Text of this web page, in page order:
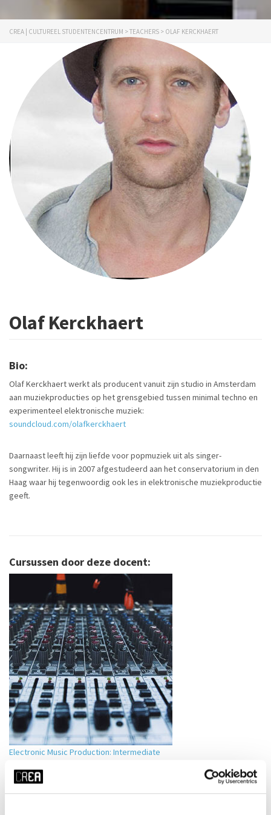
CREA | CULTUREEL STUDENTENCENTRUM > TEACHERS > OLAF KERCKHAERT
Olaf Kerckhaert
Bio:
Olaf Kerckhaert werkt als producent vanuit zijn studio in Amsterdam
aan muziekproducties op het grensgebied tussen minimal techno en
experimenteel elektronische muziek:
soundcloud.com/olafkerckhaert
Daarnaast leeft hij zijn liefde voor popmuziek uit als singer-
songwriter. Hij is in 2007 afgestudeerd aan het conservatorium in den
Haag waar hij tegenwoordig ook les in elektronische muziekproductie
geeft.
Cursussen door deze docent:
Electronic Music Production: Intermediate
MEER INFO